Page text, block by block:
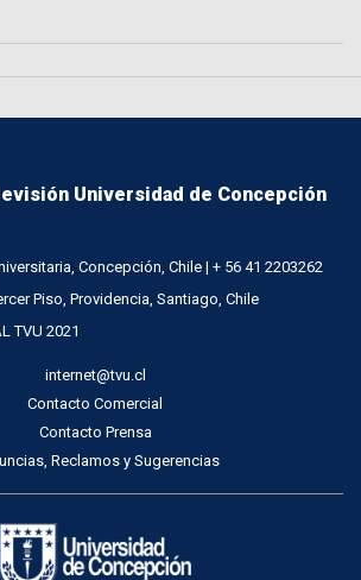
Universidad de Concepción
Concepción, Chile | + 56 41 2203262
Piso, Providencia, Santiago, Chile
TVU 2021
internet@tvu.cl
Contacto Comercial
Contacto Prensa
Reclamos y Sugerencias